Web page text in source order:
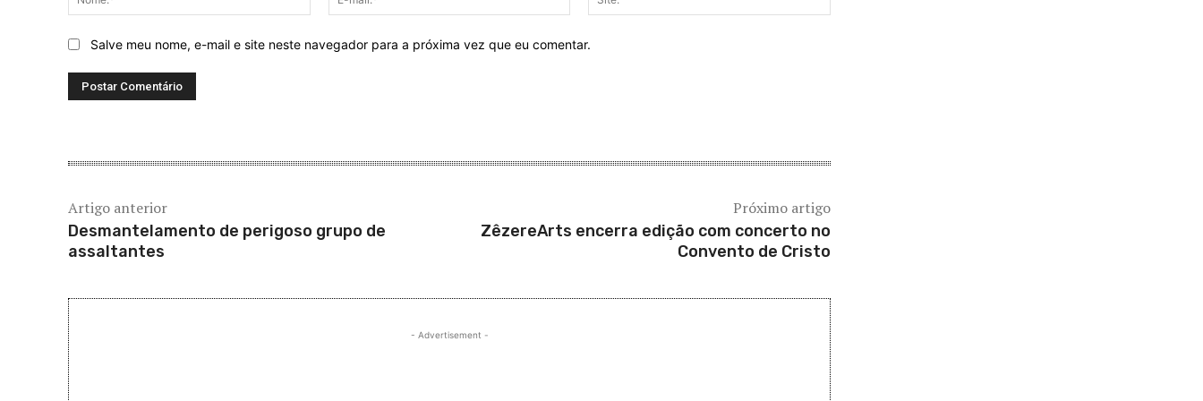
mail:*
Salve meu nome, e-mail e site neste navegador para a próxima vez que eu comentar.
Artigo anterior
Desmantelamento de perigoso grupo de
assaltantes
Próximo artigo
ZêzereArts encerra edição com concerto no
Convento de Cristo
- Advertisement -